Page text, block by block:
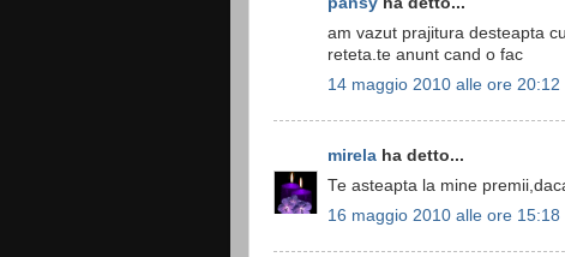
am vazut prajitura desteapta
reteta.te anunt cand o fac
14 maggio 2010 alle ore 20:12
mirela ha detto...
Te asteapta la mine
16 maggio 2010 alle ore 15:18